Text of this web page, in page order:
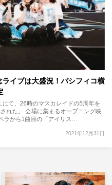
イブは大盛況！パシフィコ横
て、26時のマスカレイドの5周年を
れた。 会場に集まるオープニング映
ラから1曲目の「アイリス…
2021年12月31日